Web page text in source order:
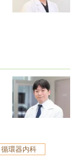
循環器内科